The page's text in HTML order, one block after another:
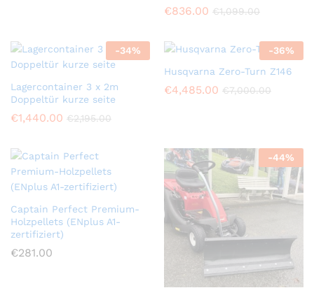
€836.00 €1,099.00
-34%
Lagercontainer 3 x 2m
Doppeltür kurze seite
€1,440.00 €2,195.00
-36%
Husqvarna Zero-Turn Z146
€4,485.00 €7,000.00
Captain Perfect Premium-
Holzpellets (ENplus A1-
zertifiziert)
€281.00
-44%